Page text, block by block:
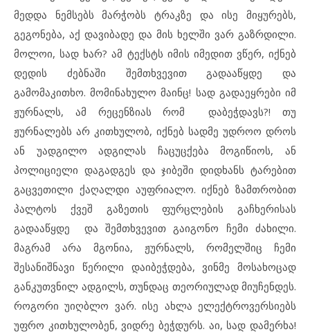
მედდა ნემსებს მარჭობს ტრაკზე და ისე მიყურებს,
გეგონება, აქ დავიბადე და მის ხელში ვარ გაზრდილი.
მოლოი, სად ხარ? ამ ტექსტს იმის იმედით ვწერ, იქნებ
დედის ძებნაში შემთხვევით გადააწყდე და
გამომაკითხო. მომინახულო მაინც! სად გადაეყრები იმ
ჟურნალს, ამ რეცენზიას რომ დაბეჭდავს?! თუ
ჟურნალებს არ კითხულობ, იქნებ სადმე უდროო დროს
ან უადგილო ადგილას ჩაცუცქება მოგიწიოს, ან
პოლიციელი დაგადგეს და ჯიბეში დიდხანს ტარებით
გაცვეთილი ქაღალდი აუფრიალო. იქნებ ზამთრობით
პალტოს ქვეშ გაზეთის ფურცლების გაჩხერისას
გადააწყდე და შემთხვევით გაიგონო ჩემი ძახილი.
მაგრამ არა მგონია, ჟურნალს, რომელშიც ჩემი
შესანიშნავი წერილი დაიბეჭდება, ვინმე მოსახოცად
განკუთვნილ ადგილს, თუნდაც თეორიულად მიუჩენდეს.
როგორი უიღბლო ვარ. ისე ახლა ელექტროვერსიებს
უფრო კითხულობენ, ვიდრე ბეჭდურს. აი, სად დამერხა!